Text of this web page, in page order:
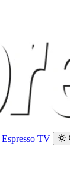
Espresso TV